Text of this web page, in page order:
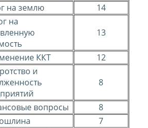
на землю 14
на
13
ККТ 12
и
8
вопросы
8
7